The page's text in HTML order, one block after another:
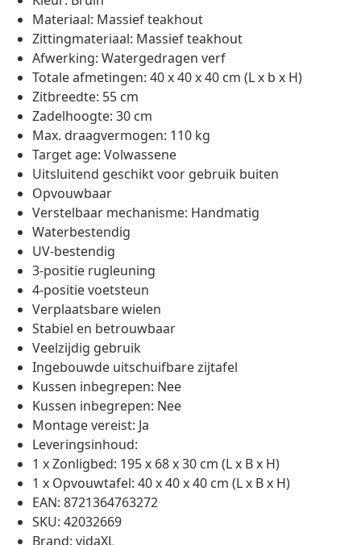
Materiaal: Massief teakhout
Zittingmateriaal: Massief teakhout
Afwerking: Watergedragen verf
Totale afmetingen: 40 x 40 x 40 cm (L x b x H)
Zitbreedte: 55 cm
Zadelhoogte: 30 cm
Max. draagvermogen: 110 kg
Target age: Volwassene
Uitsluitend geschikt voor gebruik buiten
Opvouwbaar
Verstelbaar mechanisme: Handmatig
Waterbestendig
UV-bestendig
3-positie rugleuning
4-positie voetsteun
Verplaatsbare wielen
Stabiel en betrouwbaar
Veelzijdig gebruik
Ingebouwde uitschuifbare zijtafel
Kussen inbegrepen: Nee
Kussen inbegrepen: Nee
Montage vereist: Ja
Leveringsinhoud:
1 x Zonligbed: 195 x 68 x 30 cm (L x B x H)
1 x Opvouwtafel: 40 x 40 x 40 cm (L x B x H)
EAN: 8721364763272
SKU: 42032669
Brand: vidaXL